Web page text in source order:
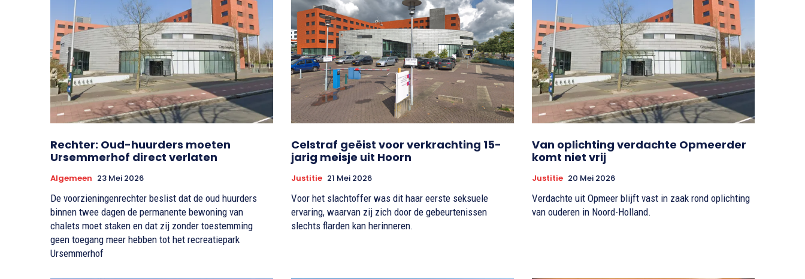
Rechter: Oud-huurders moeten
Ursemmerhof direct verlaten
Algemeen 23 Mei 2026
De voorzieningenrechter beslist dat de oud huurders
binnen twee dagen de permanente bewoning van
chalets moet staken en dat zij zonder toestemming
geen toegang meer hebben tot het recreatiepark
Ursemmerhof
Celstraf geëist voor verkrachting 15-
jarig meisje uit Hoorn
Justitie 21 Mei 2026
Voor het slachtoffer was dit haar eerste seksuele
ervaring, waarvan zij zich door de gebeurtenissen
slechts flarden kan herinneren.
Van oplichting verdachte Opmeerder
komt niet vrij
Justitie 20 Mei 2026
Verdachte uit Opmeer blijft vast in zaak rond oplichting
van ouderen in Noord-Holland.